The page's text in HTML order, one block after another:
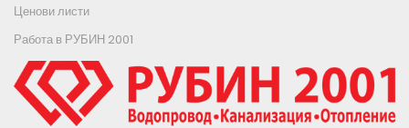
Ценови листи
Работа в РУБИН 2001